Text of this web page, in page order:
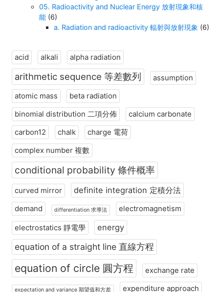
05. Radioactivity and Nuclear Energy 放射現象和核
能 (6)
a. Radiation and radioactivity 輻射與放射現象 (6)
acid alkali alpha radiation
arithmetic sequence 等差數列
assumption
atomic mass
beta radiation
binomial distribution 二項分佈
calcium carbonate
carbon12
chalk
charge 電荷
complex number 複數
conditional probability 條件概率
curved mirror definite integration 定積分法
demand differentiation 求導法 electromagnetism
electrostatics 靜電學 energy
equation of a straight line 直線方程
equation of circle 圓方程 exchange rate
expectation and variance 期望值和方差 expenditure approach